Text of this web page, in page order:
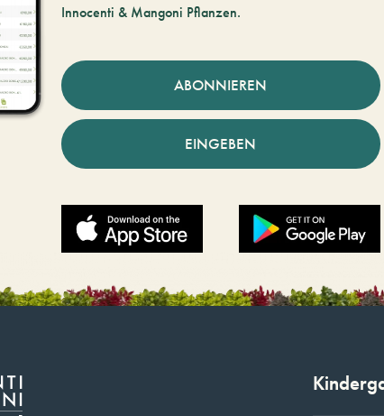
Innocenti & Mangoni Pflanzen.
ABONNIEREN
EINGEBEN